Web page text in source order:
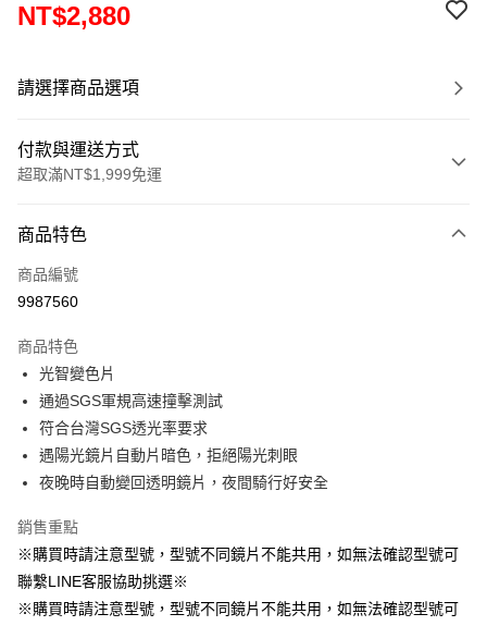
NT$2,880
請選擇商品選項
付款與運送方式
超取滿NT$1,999免運
信用卡一次付款
信用卡分期付款
合作金庫商業銀行
華南商業銀行
上海商業儲蓄銀行
國泰世華商業銀行
臺灣中小企業銀行
台中商業銀行
匯豐（台灣）商業銀行
華泰商業銀行
聯邦商業銀行
遠東國際商業銀行
元大商業銀行
台新國際商業銀行
中國信託商業銀行
台灣樂天信用卡公司
超商取貨付款
LINE Pay
Apple Pay
街口支付
悠遊付
Google Pay
全盈+PAY
商品特色
商品編號
9987560
商品特色
光智變色片
通過SGS軍規高速撞擊測試
符合台灣SGS透光率要求
遇陽光鏡片自動片暗色，拒絕陽光刺眼
夜晚時自動變回透明鏡片，夜間騎行好安全
銷售重點
※購買時請注意型號，型號不同鏡片不能共用，如無法確認型號可
聯繫LINE客服協助挑選※
※購買時請注意型號，型號不同鏡片不能共用，如無法確認型號可